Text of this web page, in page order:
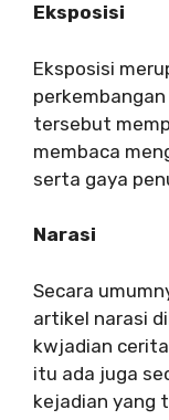
Eksposisi
Eksposisi
tersebut
membaca
serta gaya
Narasi
Secara
artikel narasi
kwjadian
itu ada juga
kejadian yang